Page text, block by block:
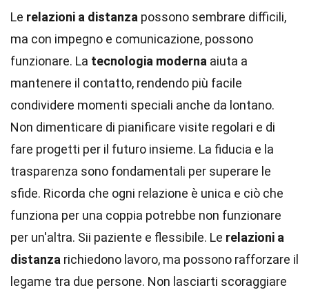
Le relazioni a distanza possono sembrare difficili,
ma con impegno e comunicazione, possono
funzionare. La tecnologia moderna aiuta a
mantenere il contatto, rendendo più facile
condividere momenti speciali anche da lontano.
Non dimenticare di pianificare visite regolari e di
fare progetti per il futuro insieme. La fiducia e la
trasparenza sono fondamentali per superare le
sfide. Ricorda che ogni relazione è unica e ciò che
funziona per una coppia potrebbe non funzionare
per un'altra. Sii paziente e flessibile. Le relazioni a
distanza richiedono lavoro, ma possono rafforzare il
legame tra due persone. Non lasciarti scoraggiare